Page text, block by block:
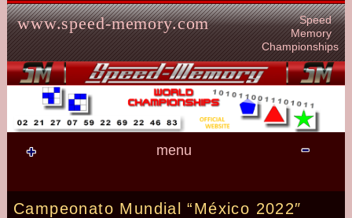
Skip to content
www.speed-memory.com
Speed
Memory
Championships
menu
Campeonato Mundial “México 2022″